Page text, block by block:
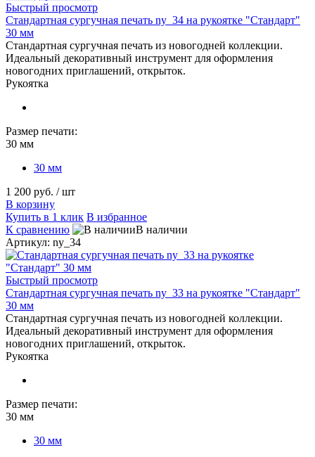
Быстрый просмотр
Стандартная сургучная печать ny_34 на рукоятке "Стандарт"
30 мм
Стандартная сургучная печать из новогодней коллекции.
Идеальный декоративный инструмент для оформления
новогодних приглашений, открыток.
Рукоятка
Размер печати:
30 мм
30 мм
1 200 руб. / шт
В корзину
Купить в 1 клик В избранное
К сравнению
В наличии
Артикул: ny_34
Быстрый просмотр
Стандартная сургучная печать ny_33 на рукоятке "Стандарт"
30 мм
Стандартная сургучная печать из новогодней коллекции.
Идеальный декоративный инструмент для оформления
новогодних приглашений, открыток.
Рукоятка
Размер печати:
30 мм
30 мм